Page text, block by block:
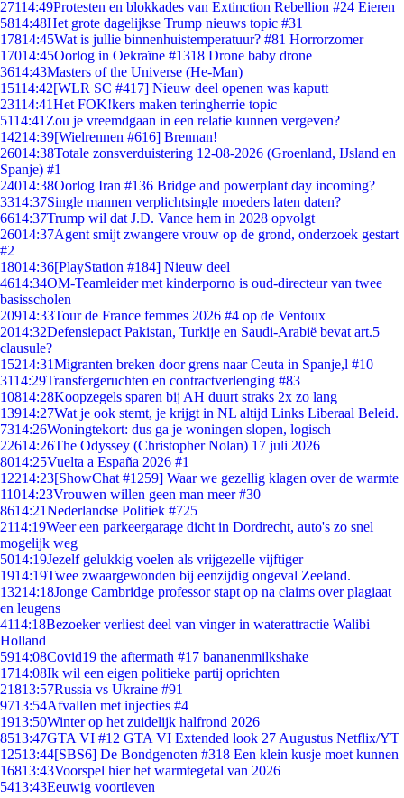
27114:49Protesten en blokkades van Extinction Rebellion #24 Eieren
5814:48Het grote dagelijkse Trump nieuws topic #31
17814:45Wat is jullie binnenhuistemperatuur? #81 Horrorzomer
17014:45Oorlog in Oekraïne #1318 Drone baby drone
3614:43Masters of the Universe (He-Man)
15114:42[WLR SC #417] Nieuw deel openen was kaputt
23114:41Het FOK!kers maken teringherrie topic
5114:41 Zou je vreemdgaan in een relatie kunnen vergeven?
14214:39[Wielrennen #616] Brennan!
26014:38Totale zonsverduistering 12-08-2026 (Groenland, IJsland en
Spanje) #1
24014:38Oorlog Iran #136 Bridge and powerplant day incoming?
3314:37Single mannen verplichtsingle moeders laten daten?
6614:37Trump wil dat J.D. Vance hem in 2028 opvolgt
26014:37Agent smijt zwangere vrouw op de grond, onderzoek gestart
#2
18014:36[PlayStation #184] Nieuw deel
4614:34OM-Teamleider met kinderporno is oud-directeur van twee
basisscholen
20914:33Tour de France femmes 2026 #4 op de Ventoux
2014:32Defensiepact Pakistan, Turkije en Saudi-Arabië bevat art.5
clausule?
15214:31Migranten breken door grens naar Ceuta in Spanje,l #10
3114:29Transfergeruchten en contractverlenging #83
10814:28Koopzegels sparen bij AH duurt straks 2x zo lang
13914:27Wat je ook stemt, je krijgt in NL altijd Links Liberaal Beleid.
7314:26Woningtekort: dus ga je woningen slopen, logisch
22614:26The Odyssey (Christopher Nolan) 17 juli 2026
8014:25Vuelta a España 2026 #1
12214:23[ShowChat #1259] Waar we gezellig klagen over de warmte
11014:23Vrouwen willen geen man meer #30
8614:21Nederlandse Politiek #725
2114:19Weer een parkeergarage dicht in Dordrecht, auto's zo snel
mogelijk weg
5014:19Jezelf gelukkig voelen als vrijgezelle vijftiger
1914:19Twee zwaargewonden bij eenzijdig ongeval Zeeland.
13214:18Jonge Cambridge professor stapt op na claims over plagiaat
en leugens
4114:18Bezoeker verliest deel van vinger in waterattractie Walibi
Holland
5914:08Covid19 the aftermath #17 bananenmilkshake
1714:08Ik wil een eigen politieke partij oprichten
21813:57Russia vs Ukraine #91
9713:54Afvallen met injecties #4
1913:50Winter op het zuidelijk halfrond 2026
8513:47GTA VI #12 GTA VI Extended look 27 Augustus Netflix/YT
12513:44[SBS6] De Bondgenoten #318 Een klein kusje moet kunnen
16813:43Voorspel hier het warmtegetal van 2026
5413:43Eeuwig voortleven